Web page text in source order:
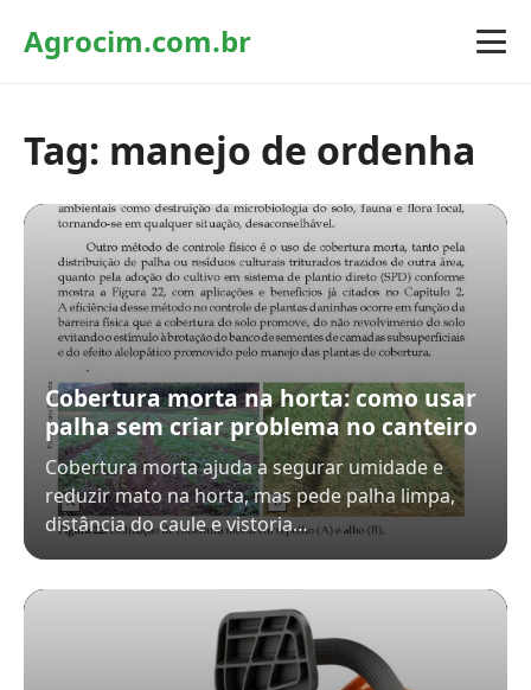
Agrocim.com.br
Tag: manejo de ordenha
Cobertura morta na horta: como usar
palha sem criar problema no canteiro
Cobertura morta ajuda a segurar umidade e
reduzir mato na horta, mas pede palha limpa,
distância do caule e vistoria…